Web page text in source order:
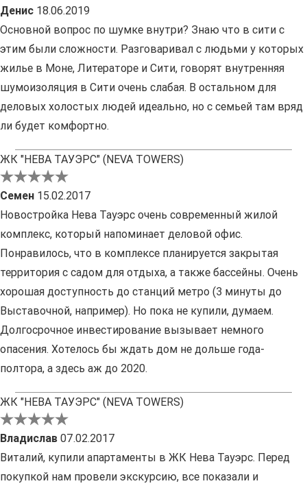
Денис 18.06.2019
Основной вопрос по шумке внутри? Знаю что в сити с
этим были сложности. Разговаривал с людьми у которых
жилье в Моне, Литераторе и Сити, говорят внутренняя
шумоизоляция в Сити очень слабая. В остальном для
деловых холостых людей идеально, но с семьей там вряд
ли будет комфортно.
ЖК "НЕВА ТАУЭРС" (NEVA TOWERS)
Семен 15.02.2017
Новостройка Нева Тауэрс очень современный жилой
комплекс, который напоминает деловой офис.
Понравилось, что в комплексе планируется закрытая
территория с садом для отдыха, а также бассейны. Очень
хорошая доступность до станций метро (3 минуты до
Выставочной, например). Но пока не купили, думаем.
Долгосрочное инвестирование вызывает немного
опасения. Хотелось бы ждать дом не дольше года-
полтора, а здесь аж до 2020.
ЖК "НЕВА ТАУЭРС" (NEVA TOWERS)
Владислав 07.02.2017
Виталий, купили апартаменты в ЖК Нева Тауэрс. Перед
покупкой нам провели экскурсию, все показали и